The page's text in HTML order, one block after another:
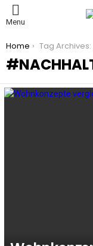
Menu
You are here:
Home Tag Archives: Nachhaltiges